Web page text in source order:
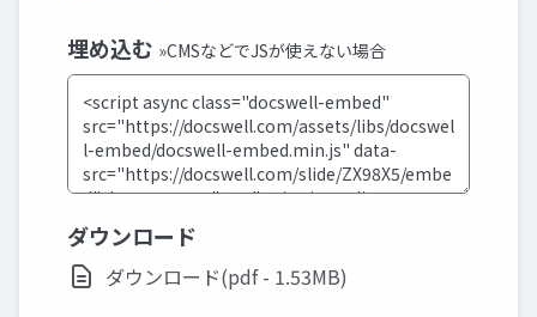
埋め込む »CMSなどでJSが使えない場合
ダウンロード
ダウンロード(pdf - 1.53MB)